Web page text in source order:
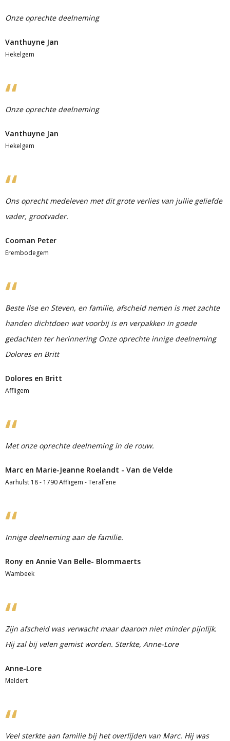
Onze oprechte deelneming
Vanthuyne Jan
Hekelgem
Onze oprechte deelneming
Vanthuyne Jan
Hekelgem
Ons oprecht medeleven met dit grote verlies van jullie geliefde
vader, grootvader.
Cooman Peter
Erembodegem
Beste Ilse en Steven, en familie, afscheid nemen is met zachte
handen dichtdoen wat voorbij is en verpakken in goede
gedachten ter herinnering Onze oprechte innige deelneming
Dolores en Britt
Dolores en Britt
Affligem
Met onze oprechte deelneming in de rouw.
Marc en Marie-Jeanne Roelandt - Van de Velde
Aarhulst 18 - 1790 Affligem - Teralfene
Innige deelneming aan de familie.
Rony en Annie Van Belle- Blommaerts
Wambeek
Zijn afscheid was verwacht maar daarom niet minder pijnlijk.
Hij zal bij velen gemist worden. Sterkte, Anne-Lore
Anne-Lore
Meldert
Veel sterkte aan familie bij het overlijden van Marc. Hij was